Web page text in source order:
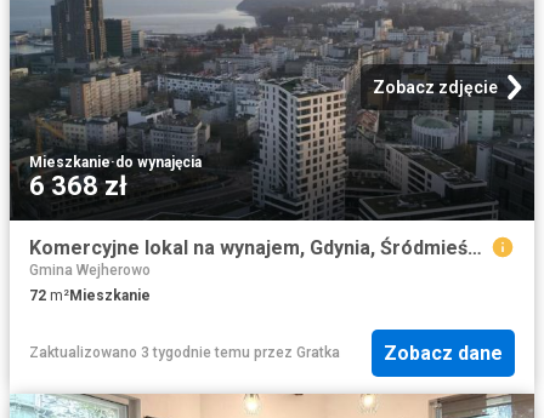
Zobacz zdjęcie
Mieszkanie·do wynajęcia
6 368 zł
Komercyjne lokal na wynajem, Gdynia, Śródmieście, Węglowa
Gmina Wejherowo
72 m²Mieszkanie
Zaktualizowano 3 tygodnie temu przez Gratka Zobacz dane